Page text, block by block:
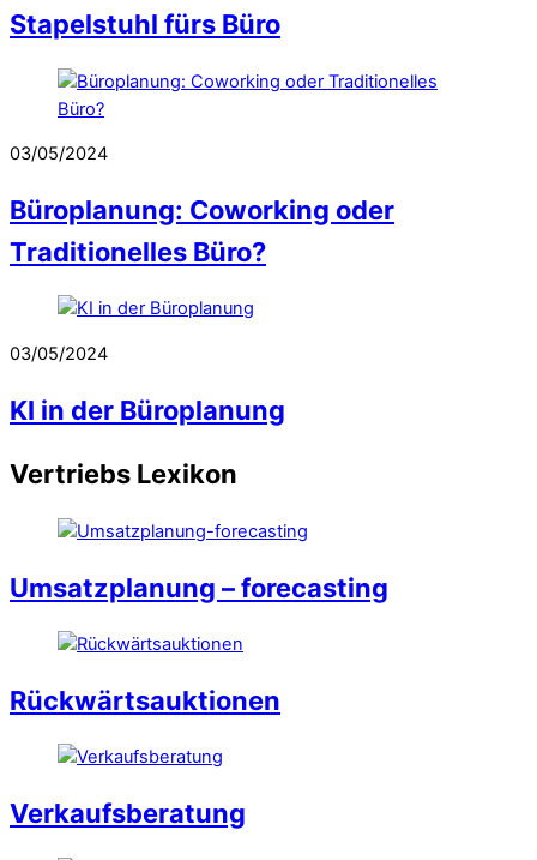
Stapelstuhl fürs Büro
03/05/2024
Büroplanung: Coworking oder
Traditionelles Büro?
03/05/2024
KI in der Büroplanung
Vertriebs Lexikon
Umsatzplanung – forecasting
Rückwärtsauktionen
Verkaufsberatung